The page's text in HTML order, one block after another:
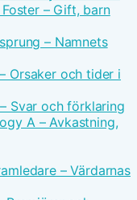
– Gift, barn
– Namnets
Orsaker och tider i
Svar och förklaring
A – Avkastning,
– Värdarnas